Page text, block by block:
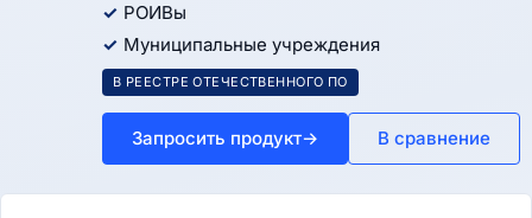
РОИВы
Муниципальные учреждения
В РЕЕСТРЕ ОТЕЧЕСТВЕННОГО ПО
Запросить продукт→ В сравнение